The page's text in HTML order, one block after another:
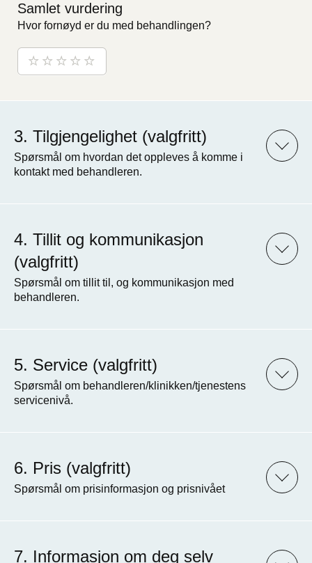
Samlet vurdering
Hvor fornøyd er du med behandlingen?
Tilgjengelighet (valgfritt)
Spørsmål om hvordan det oppleves å komme i
kontakt med behandleren.
Tillit og kommunikasjon
(valgfritt)
Spørsmål om tillit til, og kommunikasjon med
behandleren.
Service (valgfritt)
Spørsmål om behandleren/klinikken/tjenestens
servicenivå.
Pris (valgfritt)
Spørsmål om prisinformasjon og prisnivået
Informasjon om deg selv